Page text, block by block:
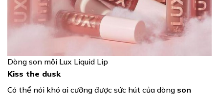
Dòng son môi Lux Liquid Lip
Kiss the dusk
Có thể nói khó ai cưỡng được sức hút của dòng son